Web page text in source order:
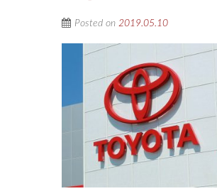
Posted on 2019.05.10